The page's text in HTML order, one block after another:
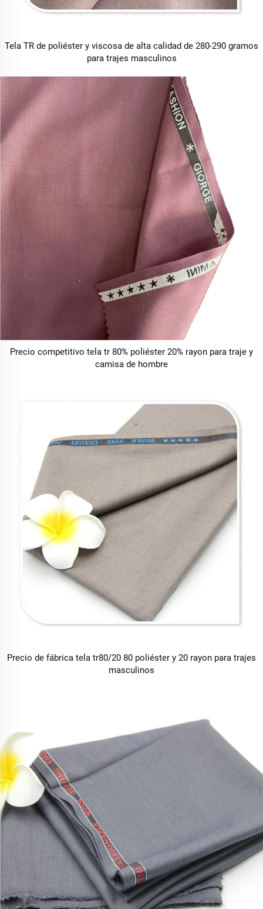
Tela TR de poliéster y viscosa de alta calidad de 280-290 gramos
para trajes masculinos
Precio competitivo tela tr 80% poliéster 20% rayon para traje y
camisa de hombre
Precio de fábrica tela tr80/20 80 poliéster y 20 rayon para trajes
masculinos